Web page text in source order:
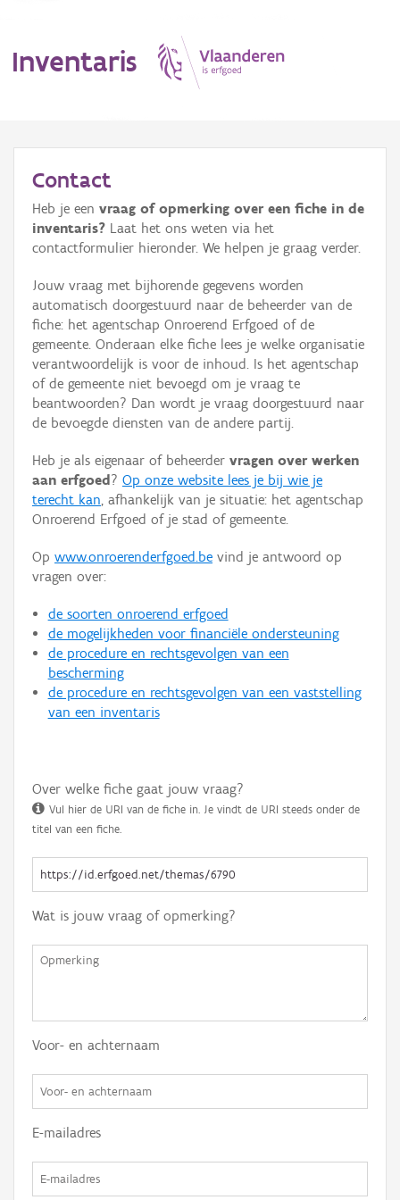
Inventaris
Erfgoedobject
Aanduidingsobject
Waarneming
Thema
Gebeurtenis
Persoon of collectief
Hergebruik
Aanmelden
Contact
Heb je een vraag of opmerking over een fiche in de
inventaris? Laat het ons weten via het
contactformulier hieronder. We helpen je graag verder.
Jouw vraag met bijhorende gegevens worden
automatisch doorgestuurd naar de beheerder van de
fiche: het agentschap Onroerend Erfgoed of de
gemeente. Onderaan elke fiche lees je welke organisatie
verantwoordelijk is voor de inhoud. Is het agentschap
of de gemeente niet bevoegd om je vraag te
beantwoorden? Dan wordt je vraag doorgestuurd naar
de bevoegde diensten van de andere partij.
Heb je als eigenaar of beheerder vragen over werken
aan erfgoed ? Op onze website lees je bij wie je
terecht kan, afhankelijk van je situatie: het agentschap
Onroerend Erfgoed of je stad of gemeente.
Op www.onroerenderfgoed.be vind je antwoord op
vragen over:
de soorten onroerend erfgoed
de mogelijkheden voor financiële ondersteuning
de procedure en rechtsgevolgen van een
bescherming
de procedure en rechtsgevolgen van een vaststelling
van een inventaris
Over welke fiche gaat jouw vraag?
Vul hier de URI van de fiche in. Je vindt de URI steeds onder de
titel van een fiche.
Wat is jouw vraag of opmerking?
Voor- en achternaam
E-mailadres